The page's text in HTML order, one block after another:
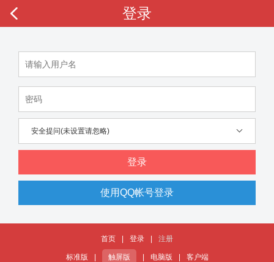
登录
安全提问(未设置请忽略)
登录
使用QQ帐号登录
首页 登录 注册
标准版 触屏版 电脑版 客户端